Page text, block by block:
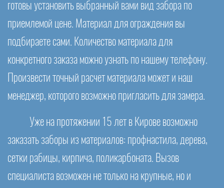
готовы установить выбранный вами вид забора по
приемлемой цене. Материал для ограждения вы
подбираете сами. Количество материала для
конкретного заказа можно узнать по нашему телефону.
Произвести точный расчет материала может и наш
менеджер, которого возможно пригласить для замера.
Уже на протяжении 15 лет в Кирове возможно
заказать заборы из материалов: профнастила, дерева,
сетки рабицы, кирпича, поликарбоната. Вызов
специалиста возможен не только на крупные, но и